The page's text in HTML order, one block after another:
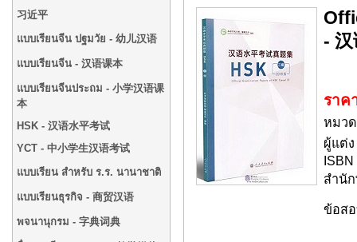
习近平
แบบเรียนจีน ปฐมวัย - 幼儿汉语
แบบเรียนจีน - 汉语课本
แบบเรียนจีนประถม - 小学汉语课
本
HSK - 汉语水平考试
YCT - 中小学生汉语考试
แบบเรียน สำหรับ ร.ร. นานาชาติ
แบบเรียนธุรกิจ - 商贸汉语
พจนานุกรม - 字典词典
-
ราค
หมวด
ผู้แต่ง
ISBN
สำนั
ข้อส